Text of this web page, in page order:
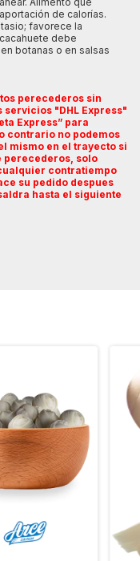
de calorías.
favorece la
debe
botanas o en salsas
perecederos sin
"DHL Express"
Express” para
contrario no podemos
mismo en el trayecto si
perecederos, solo
contratiempo
su pedido despues
hasta el siguiente